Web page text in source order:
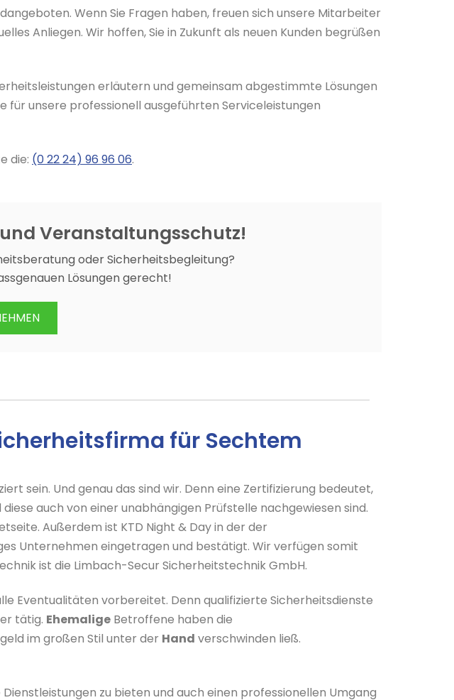
Wenn Sie Fragen haben, freuen sich unsere Mitarbeiter
Anliegen. Wir hoffen, Sie in Zukunft als neuen Kunden begrüßen
erläutern und gemeinsam abgestimmte Lösungen
unsere professionell ausgeführten Serviceleistungen
die: (0 22 24) 96 96 06.
Veranstaltungsschutz!
oder Sicherheitsbegleitung?
Lösungen gerecht!
für Sechtem
sein. Und genau das sind wir. Denn eine Zertifizierung bedeutet,
auch von einer unabhängigen Prüfstelle nachgewiesen sind.
Außerdem ist KTD Night & Day in der der
Unternehmen eingetragen und bestätigt. Wir verfügen somit
ist die Limbach-Secur Sicherheitstechnik GmbH.
Eventualitäten vorbereitet. Denn qualifizierte Sicherheitsdienste
tätig. Ehemalige Betroffene haben die
im großen Stil unter der Hand verschwinden ließ.
zu bieten und auch einen professionellen Umgang